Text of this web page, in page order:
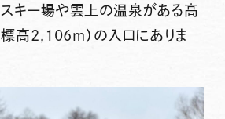
スキー場や雲上の温泉がある高
標高2,106m）の入口にありま